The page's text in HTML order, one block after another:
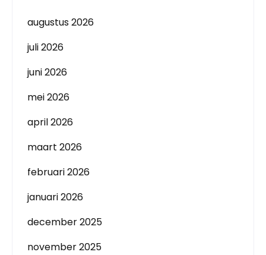
augustus 2026
juli 2026
juni 2026
mei 2026
april 2026
maart 2026
februari 2026
januari 2026
december 2025
november 2025